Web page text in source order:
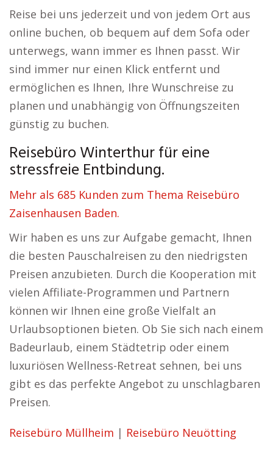
Reise bei uns jederzeit und von jedem Ort aus
online buchen, ob bequem auf dem Sofa oder
unterwegs, wann immer es Ihnen passt. Wir
sind immer nur einen Klick entfernt und
ermöglichen es Ihnen, Ihre Wunschreise zu
planen und unabhängig von Öffnungszeiten
günstig zu buchen.
Reisebüro Winterthur für eine
stressfreie Entbindung.
Mehr als 685 Kunden zum Thema Reisebüro
Zaisenhausen Baden.
Wir haben es uns zur Aufgabe gemacht, Ihnen
die besten Pauschalreisen zu den niedrigsten
Preisen anzubieten. Durch die Kooperation mit
vielen Affiliate-Programmen und Partnern
können wir Ihnen eine große Vielfalt an
Urlaubsoptionen bieten. Ob Sie sich nach einem
Badeurlaub, einem Städtetrip oder einem
luxuriösen Wellness-Retreat sehnen, bei uns
gibt es das perfekte Angebot zu unschlagbaren
Preisen.
Reisebüro Müllheim | Reisebüro Neuötting